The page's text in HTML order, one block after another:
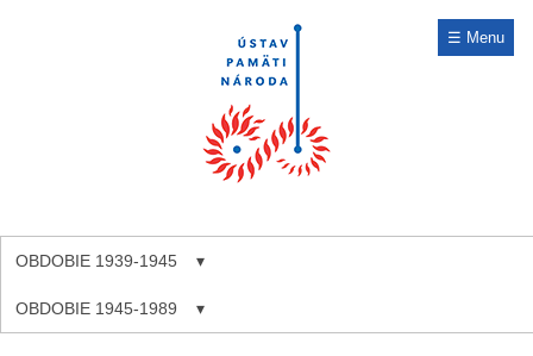
☰ Menu
OBDOBIE 1939-1945
OBDOBIE 1945-1989